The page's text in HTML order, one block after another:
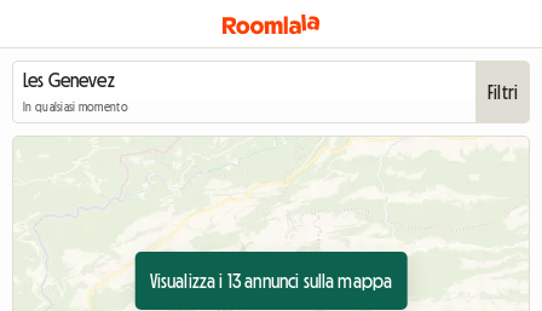
In qualsiasi momento
Filtri
Visualizza i 13 annunci sulla mappa